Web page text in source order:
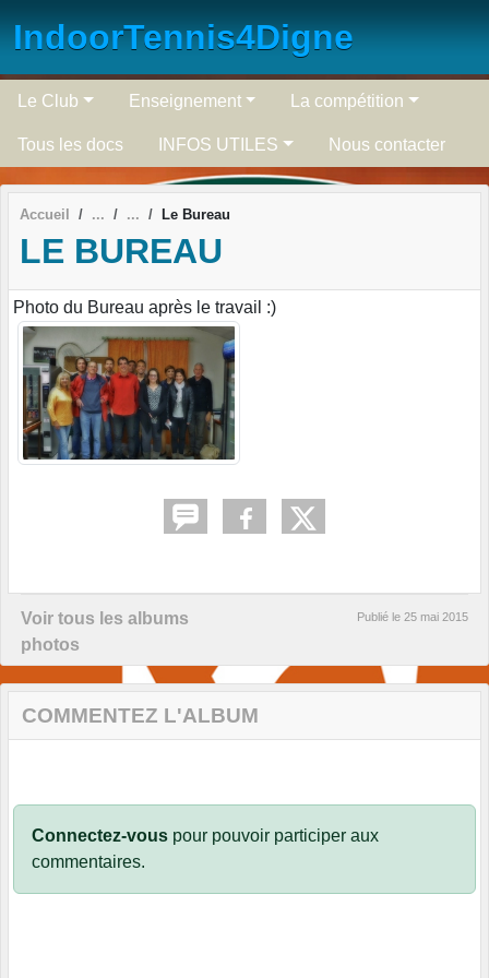
IndoorTennis4Digne
Le Club Enseignement La compétition
Tous les docs INFOS UTILES Nous contacter
Accueil Le Bureau
LE BUREAU
Photo du Bureau après le travail :)
Voir tous les albums
photos
Publié le 25 mai 2015
COMMENTEZ L'ALBUM
Connectez-vous pour pouvoir participer aux
commentaires.